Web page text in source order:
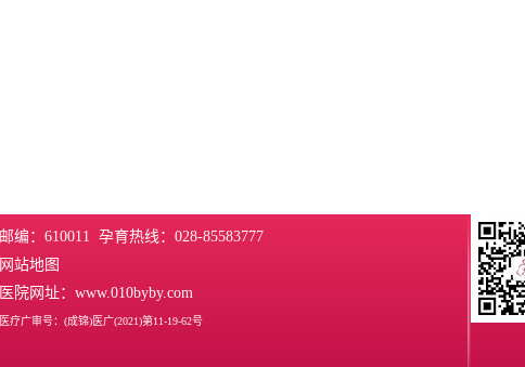
邮编：610011 孕育热线：028-85583777
网站地图
医院网址：www.010byby.com
医疗广审号：(成锦)医广(2021)第11-19-62号